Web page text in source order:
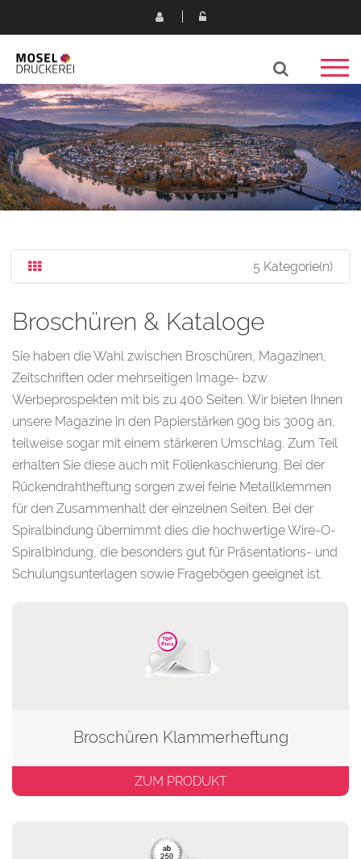
5 Kategorie(n)
Broschüren & Kataloge
Sie haben die Wahl zwischen Broschüren, Magazinen,
Zeitschriften oder mehrseitigen Image- bzw.
Werbeprospekten mit bis zu 400 Seiten. Wir bieten Ihnen
unsere Magazine in den Papierstärken 90g bis 300g an,
teilweise sogar mit einem stärkeren Umschlag. Zum Teil
erhalten Sie diese auch mit Folienkaschierung. Bei der
Rückendrahtheftung sorgen zwei feine Metallklemmen
für den Zusammenhalt der einzelnen Seiten. Bei der
Spiralbindung übernimmt dies die hochwertige Wire-O-
Spiralbindung, die besonders gut für Präsentations- und
Schulungsunterlagen sowie Fragebögen geeignet ist.
Broschüren Klammerheftung
ZUM PRODUKT